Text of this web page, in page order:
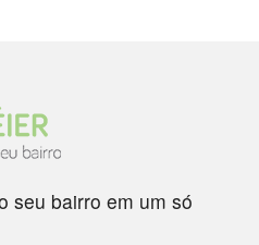
seu bairro em um só